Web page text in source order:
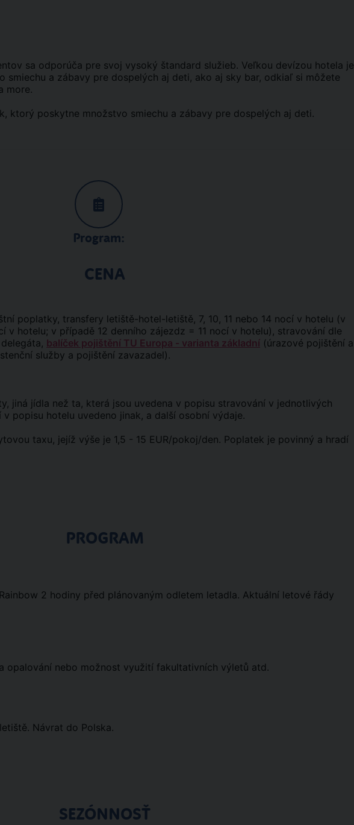
sa odporúča pre svoj vysoký štandard služieb. Veľkou devízou hotela je
smiechu a zábavy pre dospelých aj deti, ako aj sky bar, odkiaľ si môžete
more.
ktorý poskytne množstvo smiechu a zábavy pre dospelých aj deti.
Program:
CENA
poplatky, transfery letiště-hotel-letiště, 7, 10, 11 nebo 14 nocí v hotelu (v
v hotelu; v případě 12 denního zájezdz = 11 nocí v hotelu), stravování dle
balíček pojištění TU Europa - varianta základní (úrazové pojištění a
služby a pojištění zavazadel).
jiná jídla než ta, která jsou uvedena v popisu stravování v jednotlivých
popisu hotelu uvedeno jinak, a další osobní výdaje.
taxu, jejíž výše je 1,5 - 15 EUR/pokoj/den. Poplatek je povinný a hradí
PROGRAM
2 hodiny před plánovaným odletem letadla. Aktuální letové řády
opalování nebo možnost využití fakultativních výletů atd.
Návrat do Polska.
SEZÓNNOSŤ